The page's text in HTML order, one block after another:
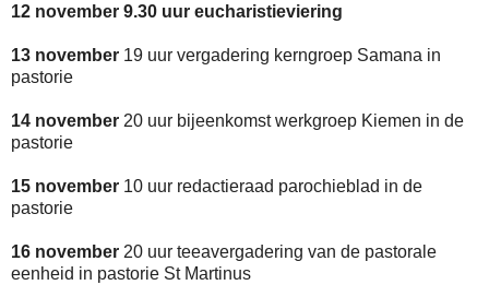
12 november 9.30 uur eucharistieviering
13 november 19 uur vergadering kerngroep Samana in
pastorie
14 november 20 uur bijeenkomst werkgroep Kiemen in de
pastorie
15 november 10 uur redactieraad parochieblad in de
pastorie
16 november 20 uur teeavergadering van de pastorale
eenheid in pastorie St Martinus